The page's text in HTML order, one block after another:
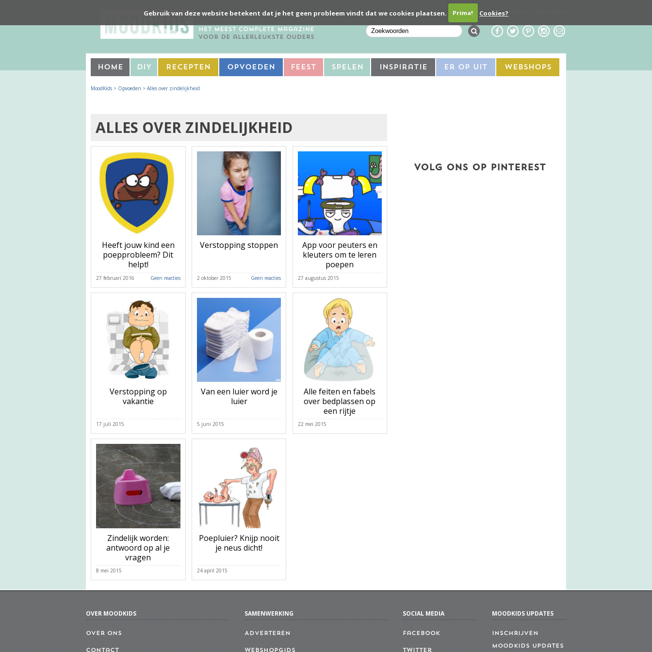
Gebruik van deze website betekent dat je het geen probleem vindt dat we cookies plaatsen. Prima! Cookies?Contact
Home DIY Recepten Opvoeden Feest Spelen Inspiratie Er Op Uit Webshops
MoodKids > Opvoeden > Alles over zindelijkheid
ALLES OVER ZINDELIJKHEID
Heeft jouw kind een
poepprobleem? Dit
helpt!
27 februari 2016 Geen reacties
Verstopping stoppen
2 oktober 2015 Geen reacties
App voor peuters en
kleuters om te leren
poepen
27 augustus 2015
Verstopping op
vakantie
17 juli 2015
Van een luier word je
luier
5 juni 2015
Alle feiten en fabels
over bedplassen op
een rijtje
22 mei 2015
Zindelijk worden:
antwoord op al je
vragen
8 mei 2015
Poepluier? Knijp nooit
je neus dicht!
24 april 2015
VOLG ONS OP PINTEREST
OVER MOODKIDS
Over ons
Contact
SAMENWERKING
Adverteren
Webshopgids
SOCIAL MEDIA
Facebook
Twitter
MOODKIDS UPDATES
Inschrijven
MoodKids Updates